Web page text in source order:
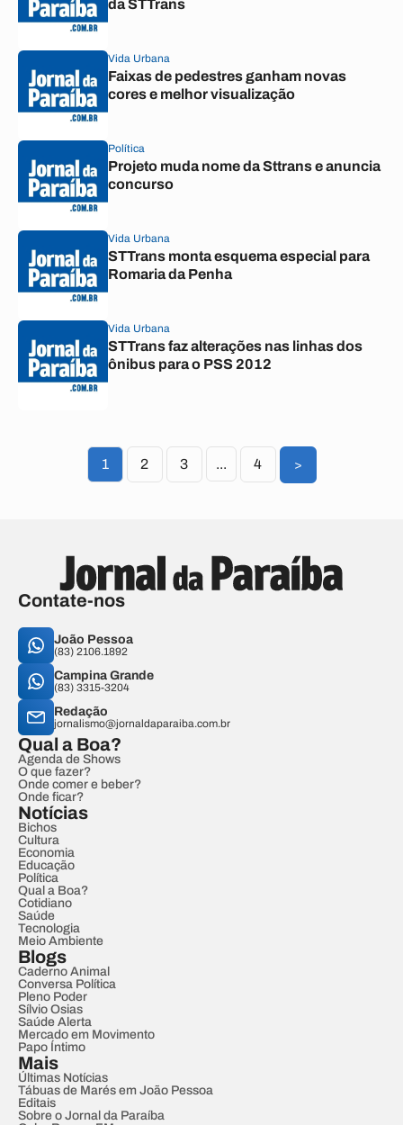
da STTrans
Vida Urbana
Faixas de pedestres ganham novas
cores e melhor visualização
Política
Projeto muda nome da Sttrans e anuncia
concurso
Vida Urbana
STTrans monta esquema especial para
Romaria da Penha
Vida Urbana
STTrans faz alterações nas linhas dos
ônibus para o PSS 2012
1 2 3 ... 4 >
Contate-nos
João Pessoa
(83) 2106.1892
Campina Grande
(83) 3315-3204
Redação
jornalismo@jornaldaparaiba.com.br
Qual a Boa?
Agenda de Shows
O que fazer?
Onde comer e beber?
Onde ficar?
Notícias
Bichos
Cultura
Economia
Educação
Política
Qual a Boa?
Cotidiano
Saúde
Tecnologia
Meio Ambiente
Blogs
Caderno Animal
Conversa Política
Pleno Poder
Sílvio Osias
Saúde Alerta
Mercado em Movimento
Papo Íntimo
Mais
Últimas Notícias
Tábuas de Marés em João Pessoa
Editais
Sobre o Jornal da Paraíba